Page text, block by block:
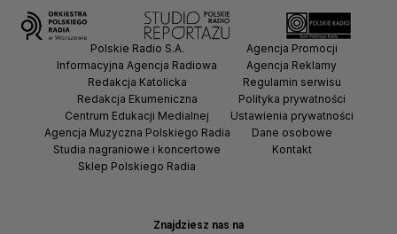
Znajdziesz nas na
Polskie Radio S.A.
Informacyjna Agencja Radiowa
Redakcja Katolicka
Redakcja Ekumeniczna
Centrum Edukacji Medialnej
Agencja Muzyczna Polskiego Radia
Studia nagraniowe i koncertowe
Sklep Polskiego Radia
Agencja Promocji
Agencja Reklamy
Regulamin serwisu
Polityka prywatności
Ustawienia prywatności
Dane osobowe
Kontakt